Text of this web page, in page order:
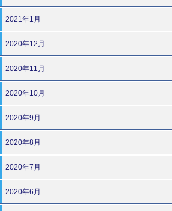
2021年1月
2020年12月
2020年11月
2020年10月
2020年9月
2020年8月
2020年7月
2020年6月